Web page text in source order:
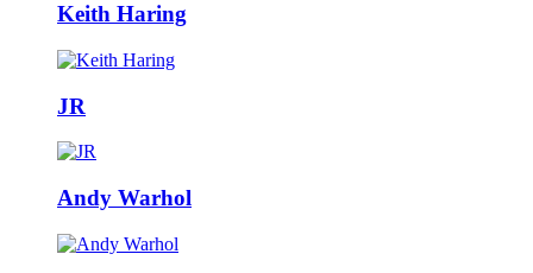
Keith Haring
JR
Andy Warhol